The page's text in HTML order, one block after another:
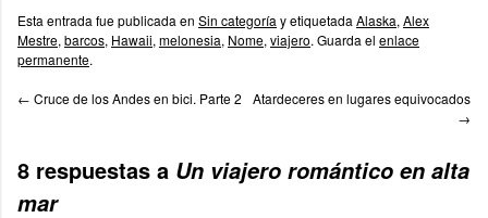
Esta entrada fue publicada en Sin categoría y etiquetada Alaska, Alex
Mestre, barcos, Hawaii, melonesia, Nome, viajero. Guarda el enlace
permanente.
← Cruce de los Andes en bici. Parte 2
Atardeceres en lugares equivocados
→
8 respuestas a Un viajero romántico en alta
mar